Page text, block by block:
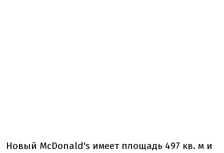
Новый McDonald's имеет площадь 497 кв. м и